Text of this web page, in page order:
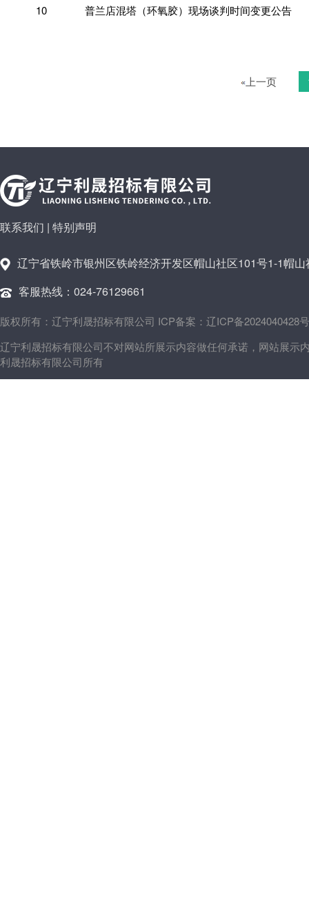
10 普兰店混塔（环氧胶）现场谈判时间变更公告
上一页
联系我们 | 特别声明
辽宁省铁岭市银州区铁岭经济开发区帽山社区101号1-1帽
客服热线：024-76129661
版权所有：辽宁利晟招标有限公司 ICP备案：辽ICP备2024040428
辽宁利晟招标有限公司不对网站所展示内容做任何承诺，网站展示
利晟招标有限公司所有